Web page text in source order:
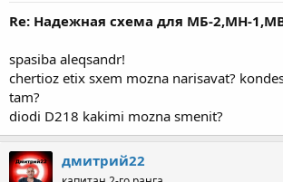
Re: Надежная схема для МБ-2,МН-
spasiba aleqsandr!
chertioz etix sxem mozna narisavat?
tam?
diodi D218 kakimi mozna smenit?
дмитрий22